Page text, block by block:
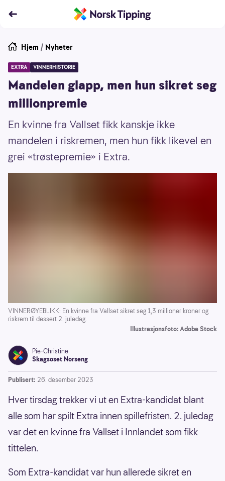
Hjem / Nyheter
EXTRA VINNERHISTORIE
Mandelen glapp, men hun sikret seg
millionpremie
En kvinne fra Vallset fikk kanskje ikke
mandelen i riskremen, men hun fikk likevel en
grei «trøstepremie» i Extra.
VINNERØYEBLIKK: En kvinne fra Vallset sikret seg 1,3 millioner kroner og
riskrem til dessert 2. juledag.
Illustrasjonsfoto: Adobe Stock
Pie-Christine
Skagsoset Norseng
Publisert: 26. desember 2023
Hver tirsdag trekker vi ut en Extra-kandidat blant
alle som har spilt Extra innen spillefristen. 2. juledag
var det en kvinne fra Vallset i Innlandet som fikk
tittelen.
Som Extra-kandidat var hun allerede sikret en